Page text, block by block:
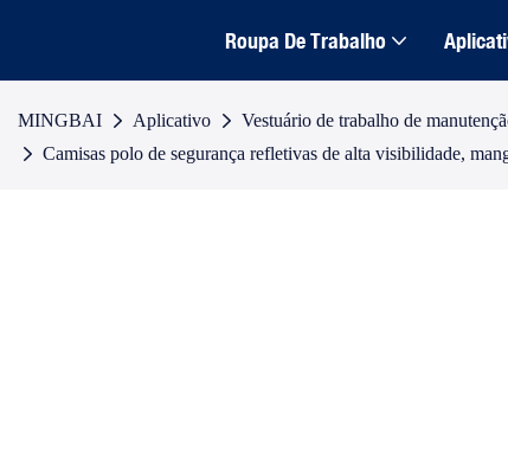
Roupa De Trabalho
MINGBAI Aplicativo
Vestuário de trabalho de
Camisas polo de segurança refletivas de alta visibilidade,